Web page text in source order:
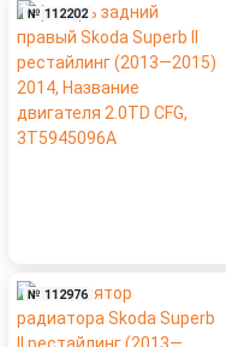
№ 112202
№ 112976